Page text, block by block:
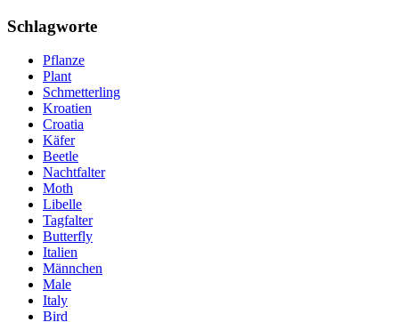
Schlagworte
Pflanze
Plant
Schmetterling
Kroatien
Croatia
Käfer
Beetle
Nachtfalter
Moth
Libelle
Tagfalter
Butterfly
Italien
Männchen
Male
Italy
Bird